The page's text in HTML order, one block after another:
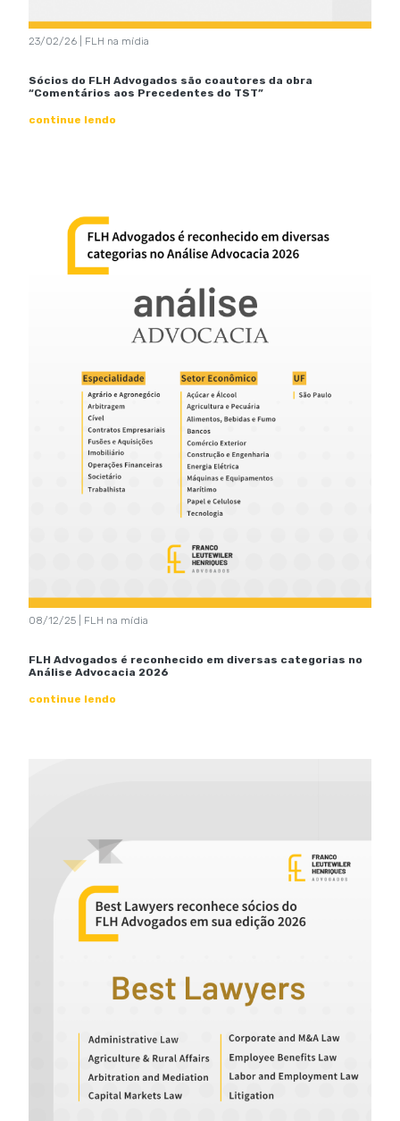
23/02/26 | FLH na mídia
Sócios do FLH Advogados são coautores da obra
“Comentários aos Precedentes do TST”
continue lendo
08/12/25 | FLH na mídia
FLH Advogados é reconhecido em diversas categorias no
Análise Advocacia 2026
continue lendo